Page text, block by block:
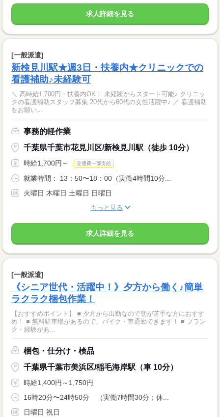
求人詳細を見る
[一般派遣]
新検見川駅★週3日・扶養内★クリニックでの
看護補助♪未経験可
＼ 高時給1,700円・扶養内OK！ 未経験からスタート可能♪ クリニッ
クの看護補助スタッフ募集 20代から60代の女性活躍中♪ ／ 看護補助
をお願い...
事務的軽作業
千葉県千葉市花見川区/新検見川駅（徒歩 10分）
時給1,700円～ 交通費一部支給
就業時間： 13：50〜18：00（実働4時間10分...
火曜日 木曜日 土曜日 日曜日
もっと見る
求人詳細を見る
[一般派遣]
《シニア世代・活躍中！》夕方から働く♪簡単
ラクラク梱包作業！
【おすすめポイント】 ■ 夕方から出勤なので朝が苦手な方におすす
め！ ■ 無料駐車場があるので、バイク・車通勤できます！ ■ ブラン
ク・経験があ...
梱包・仕分け・検品
千葉県千葉市美浜区/稲毛海岸駅（車 10分）
時給1,400円～1,750円
16時20分〜24時50分 （実働7時間30分；休...
日曜日 祝日